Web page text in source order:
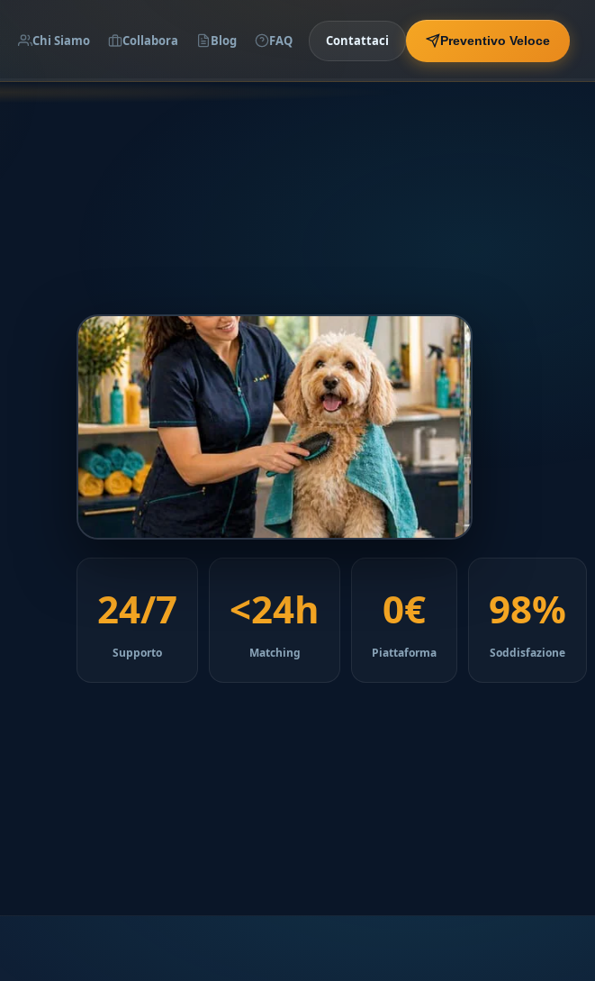
Chi Siamo Collabora Blog FAQ Contattaci Preventivo Veloce
24/7
Supporto
<24h
Matching
0€
Piattaforma
98%
Soddisfazione